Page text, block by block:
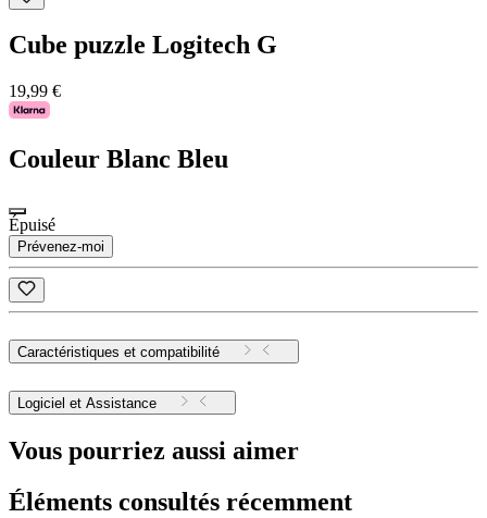
Cube puzzle Logitech G
19,99 €
Couleur Blanc Bleu
Épuisé
Prévenez-moi
Caractéristiques et compatibilité
Logiciel et Assistance
Vous pourriez aussi aimer
Éléments consultés récemment